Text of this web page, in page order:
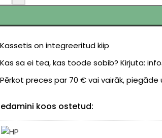
Kassetis on integreeritud kiip
Kas sa ei tea, kas toode sobib? Kirjuta:
Pērkot preces par 70 € vai vairāk,
koos ostetud: